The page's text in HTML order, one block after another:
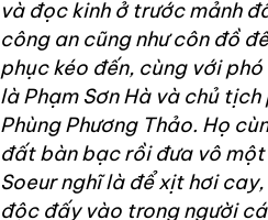
và đọc kinh ở trước mảnh
công an cũng như côn đồ
phục kéo đến, cùng với
là Phạm Sơn Hà và chủ
Phùng Phương Thảo. Họ
đất bàn bạc rồi đưa vô
Soeur nghĩ là để xịt hơi
độc đấy vào trong người